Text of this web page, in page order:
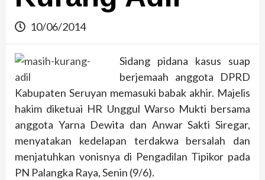
10/06/2014
Sidang pidana kasus suap
berjemaah anggota DPRD
Kabupaten Seruyan memasuki babak akhir. Majelis
hakim diketuai HR Unggul Warso Mukti bersama
anggota Yarna Dewita dan Anwar Sakti Siregar,
menyatakan kedelapan terdakwa bersalah dan
menjatuhkan vonisnya di Pengadilan Tipikor pada
PN Palangka Raya, Senin (9/6).